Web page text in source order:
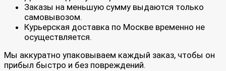
Заказы на меньшую сумму выдаются только
самовывозом.
Курьерская доставка по Москве временно не
осуществляется.
Мы аккуратно упаковываем каждый заказ, чтобы он
прибыл быстро и без повреждений.